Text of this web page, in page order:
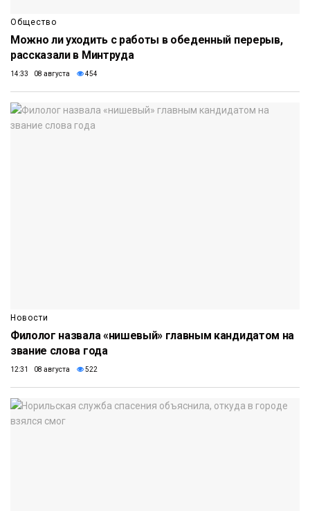
Общество
Можно ли уходить с работы в обеденный перерыв,
рассказали в Минтруда
14:33 08 августа 454
Новости
Филолог назвала «нишевый» главным кандидатом на
звание слова года
12:31 08 августа 522